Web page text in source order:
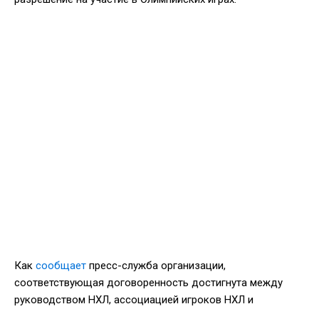
Как сообщает пресс-служба организации,
соответствующая договоренность достигнута между
руководством НХЛ, ассоциацией игроков НХЛ и